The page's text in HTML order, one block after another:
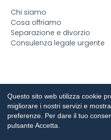
Chi siamo
Cosa offriamo
Separazione e divorzio
Consulenza legale urgente
Questo sito web utilizza cookie
migliorare i nostri servizi e
preferenze. Per dare il tuo
pulsante Accetta.